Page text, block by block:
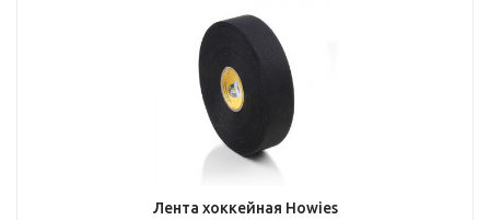
Лента хоккейная Howies